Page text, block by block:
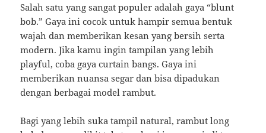
Salah satu yang sangat populer adalah gaya “blunt
bob.” Gaya ini cocok untuk hampir semua bentuk
wajah dan memberikan kesan yang bersih serta
modern. Jika kamu ingin tampilan yang lebih
playful, coba gaya curtain bangs. Gaya ini
memberikan nuansa segar dan bisa dipadukan
dengan berbagai model rambut.
Bagi yang lebih suka tampil natural, rambut long